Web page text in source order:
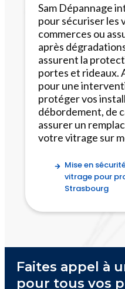
Sam Dépannage
pour sécuriser les
commerces ou
après
assurent la
portes et rideaux.
pour une
protéger vos
débordement, de
assurer un
votre vitrage sur
Mise en
vitrage pour
Strasbourg
Faites appel à
pour tous vos